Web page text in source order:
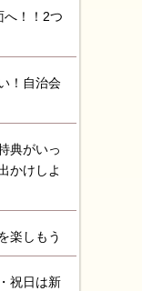
へ！！2つ
！自治会
典がいっ
かけしよ
楽しもう
祝日は新